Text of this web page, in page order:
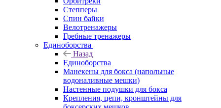
Степперы
Спин байки
Велотренажеры
Гребные тренажеры
Единоборства
Назад
Единоборства
Манекены для бокса (напольные
водоналивные мешки)
Настенные подушки для бокса
Крепления, цепи, кронштейны для